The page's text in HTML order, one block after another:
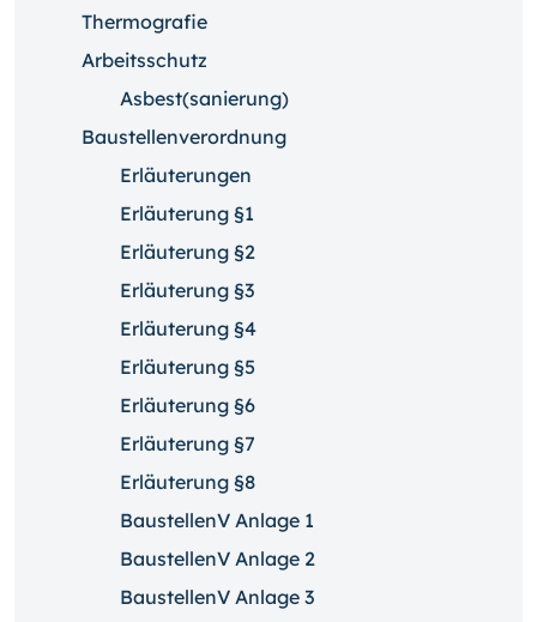
Thermografie
Arbeitsschutz
Asbest(sanierung)
Baustellenverordnung
Erläuterungen
Erläuterung §1
Erläuterung §2
Erläuterung §3
Erläuterung §4
Erläuterung §5
Erläuterung §6
Erläuterung §7
Erläuterung §8
BaustellenV Anlage 1
BaustellenV Anlage 2
BaustellenV Anlage 3